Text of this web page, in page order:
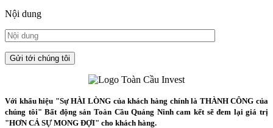
Nội dung
Với khẩu hiệu "Sự HÀI LÒNG của khách hàng chính là THÀNH CÔNG của
chúng tôi" Bất động sản Toàn Cầu Quảng Ninh cam kết sẽ đem lại giá trị
"HƠN CẢ SỰ MONG ĐỢI" cho khách hàng.